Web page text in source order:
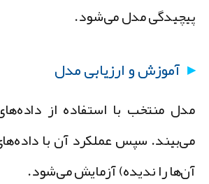
مدل می‌شود.
آموزش و ارزیابی مدل
منتخب با استفاده از داده‌های
سپس عملکرد آن با داده‌های
را ندیده) آزمایش می‌شود.